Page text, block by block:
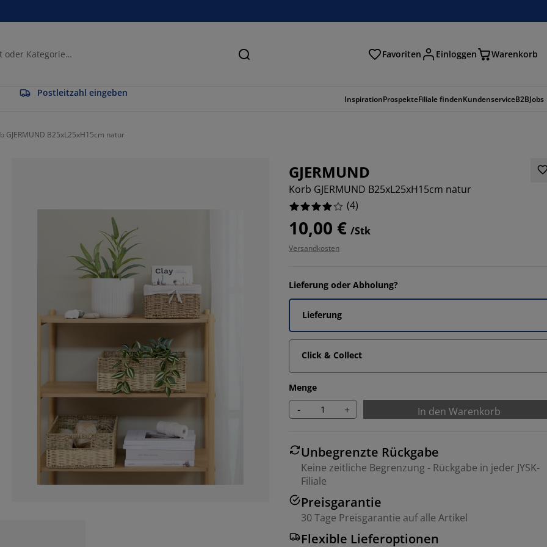
Suchen Favoriten Einloggen Warenkorb
Postleitzahl eingeben
InspirationProspekteFiliale findenKundenserviceB2BJobs
GJERMUND B25xL25xH15cm natur
GJERMUND
Korb GJERMUND B25xL25xH15cm natur
(4)
10,00 € /Stk
Versandkosten
Lieferung oder Abholung?
Lieferung
Click & Collect
Menge
- + In den Warenkorb
Unbegrenzte Rückgabe
Keine zeitliche Begrenzung - Rückgabe in jeder JYSK-
Filiale
Preisgarantie
30 Tage Preisgarantie auf alle Artikel
Flexible Lieferoptionen